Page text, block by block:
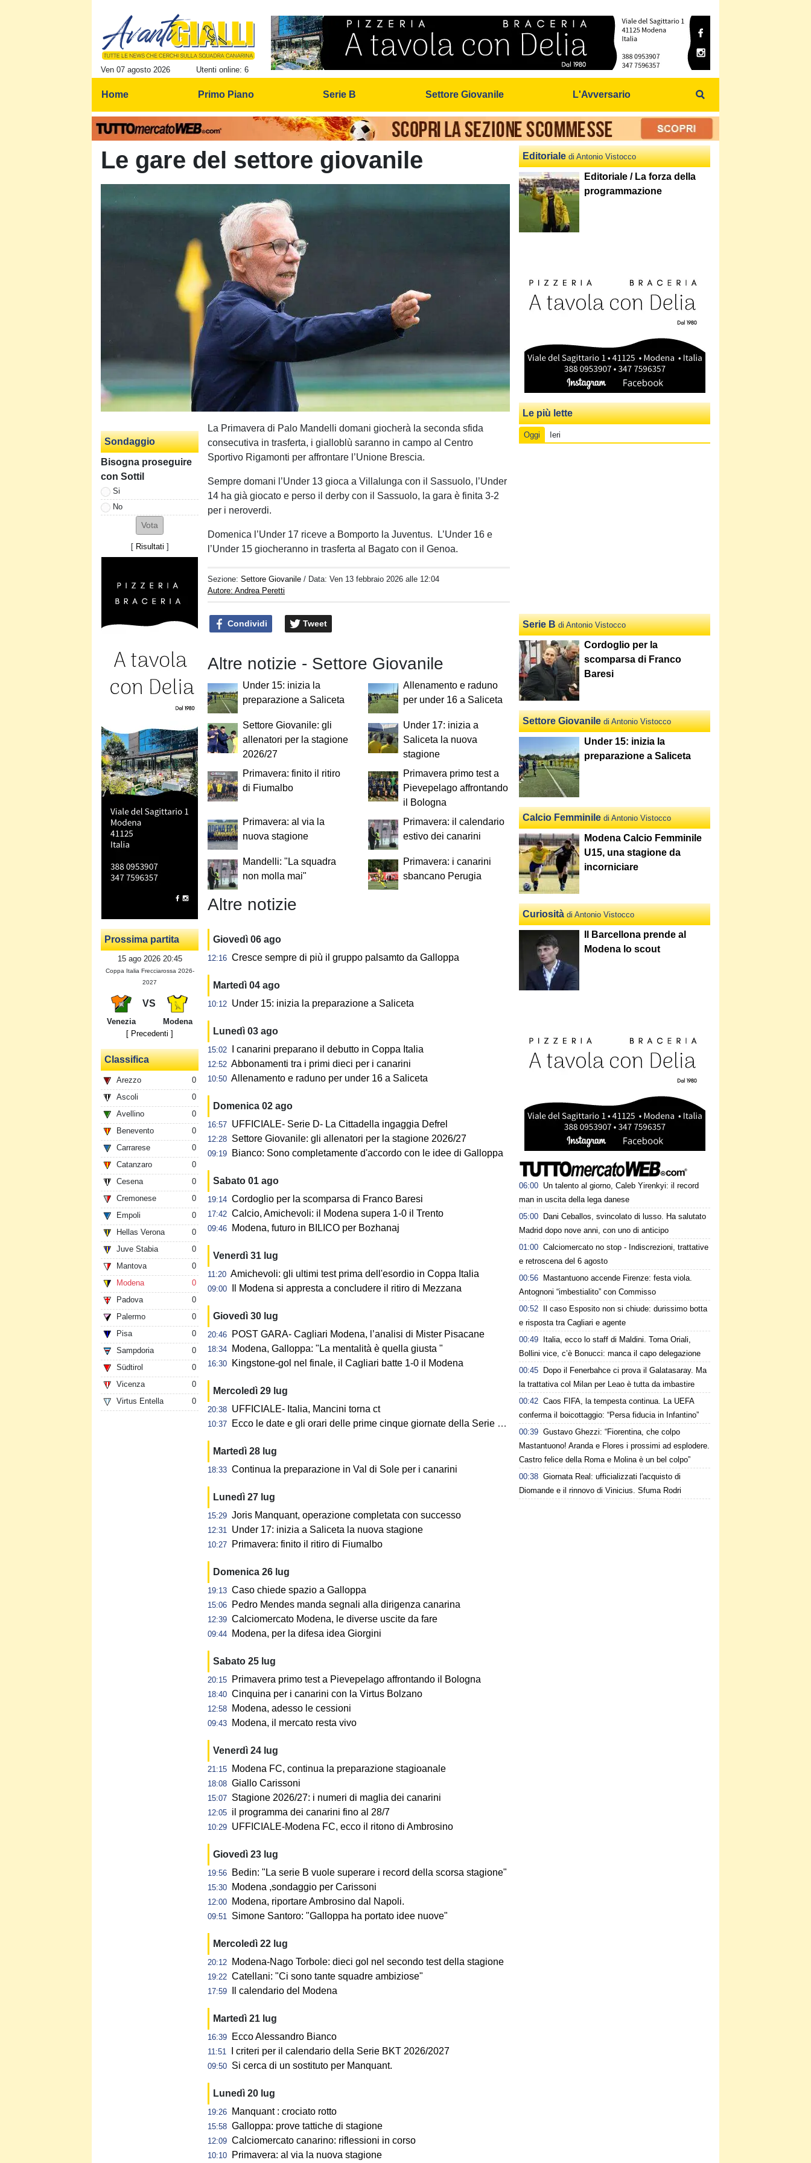
Ven 07 agosto 2026 Utenti online: 6
Home Primo Piano Serie B Settore Giovanile L'Avversario
Le gare del settore giovanile
Sondaggio
Bisogna proseguire
con Sottil
Si
No
[ Risultati ]
Prossima partita
15 ago 2026 20:45
Coppa Italia Frecciarossa 2026-
2027
VS
Venezia
Modena
[ Precedenti ]
Classifica
Arezzo
0
Ascoli
0
Avellino
0
Benevento
0
Carrarese
0
Catanzaro
0
Cesena
0
Cremonese
0
Empoli
0
Hellas Verona
0
Juve Stabia
0
Mantova
0
Modena
0
Padova
0
Palermo
0
Pisa
0
Sampdoria
0
Südtirol
0
Vicenza
0
Virtus Entella
0
La Primavera di Palo Mandelli domani giocherà la seconda sfida
consecutiva in trasferta, i gialloblù saranno in campo al Centro
Sportivo Rigamonti per affrontare l’Unione Brescia.
Sempre domani l’Under 13 gioca a Villalunga con il Sassuolo, l’Under
14 ha già giocato e perso il derby con il Sassuolo, la gara è finita 3-2
per i neroverdi.
Domenica l’Under 17 riceve a Bomporto la Juventus. L’Under 16 e
l’Under 15 giocheranno in trasferta al Bagato con il Genoa.
Sezione:Settore Giovanile / Data:Ven 13 febbraio 2026 alle 12:04
Autore: Andrea Peretti
Condividi Tweet
Altre notizie - Settore Giovanile
Under 15: inizia la
preparazione a Saliceta
Allenamento e raduno
per under 16 a Saliceta
Settore Giovanile: gli
allenatori per la stagione
2026/27
Under 17: inizia a
Saliceta la nuova
stagione
Primavera: finito il ritiro
di Fiumalbo
Primavera primo test a
Pievepelago affrontando
il Bologna
Primavera: al via la
nuova stagione
Primavera: il calendario
estivo dei canarini
Mandelli: "La squadra
non molla mai"
Primavera: i canarini
sbancano Perugia
Altre notizie
Giovedì 06 ago
12:16 Cresce sempre di più il gruppo palsamto da Galloppa
Martedì 04 ago
10:12 Under 15: inizia la preparazione a Saliceta
Lunedì 03 ago
15:02 I canarini preparano il debutto in Coppa Italia
12:52 Abbonamenti tra i primi dieci per i canarini
10:50 Allenamento e raduno per under 16 a Saliceta
Domenica 02 ago
16:57 UFFICIALE- Serie D- La Cittadella ingaggia Defrel
12:28 Settore Giovanile: gli allenatori per la stagione 2026/27
09:19 Bianco: Sono completamente d'accordo con le idee di Galloppa
Sabato 01 ago
19:14 Cordoglio per la scomparsa di Franco Baresi
17:42 Calcio, Amichevoli: il Modena supera 1-0 il Trento
09:46 Modena, futuro in BILICO per Bozhanaj
Venerdì 31 lug
11:20 Amichevoli: gli ultimi test prima dell'esordio in Coppa Italia
09:00 Il Modena si appresta a concludere il ritiro di Mezzana
Giovedì 30 lug
20:46 POST GARA- Cagliari Modena, l’analisi di Mister Pisacane
18:34 Modena, Galloppa: "La mentalità è quella giusta "
16:30 Kingstone-gol nel finale, il Cagliari batte 1-0 il Modena
Mercoledì 29 lug
20:38 UFFICIALE- Italia, Mancini torna ct
10:37 Ecco le date e gli orari delle prime cinque giornate della Serie BKT
Martedì 28 lug
18:33 Continua la preparazione in Val di Sole per i canarini
Lunedì 27 lug
15:29 Joris Manquant, operazione completata con successo
12:31 Under 17: inizia a Saliceta la nuova stagione
10:27 Primavera: finito il ritiro di Fiumalbo
Domenica 26 lug
19:13 Caso chiede spazio a Galloppa
15:06 Pedro Mendes manda segnali alla dirigenza canarina
12:39 Calciomercato Modena, le diverse uscite da fare
09:44 Modena, per la difesa idea Giorgini
Sabato 25 lug
20:15 Primavera primo test a Pievepelago affrontando il Bologna
18:40 Cinquina per i canarini con la Virtus Bolzano
12:58 Modena, adesso le cessioni
09:43 Modena, il mercato resta vivo
Venerdì 24 lug
21:15 Modena FC, continua la preparazione stagioanale
18:08 Giallo Carissoni
15:07 Stagione 2026/27: i numeri di maglia dei canarini
12:05 il programma dei canarini fino al 28/7
10:29 UFFICIALE-Modena FC, ecco il ritono di Ambrosino
Giovedì 23 lug
19:56 Bedin: "La serie B vuole superare i record della scorsa stagione"
15:30 Modena ,sondaggio per Carissoni
12:00 Modena, riportare Ambrosino dal Napoli.
09:51 Simone Santoro: "Galloppa ha portato idee nuove"
Mercoledì 22 lug
20:12 Modena-Nago Torbole: dieci gol nel secondo test della stagione
19:22 Catellani: "Ci sono tante squadre ambiziose"
17:59 Il calendario del Modena
Martedì 21 lug
16:39 Ecco Alessandro Bianco
11:51 I criteri per il calendario della Serie BKT 2026/2027
09:50 Si cerca di un sostituto per Manquant.
Lunedì 20 lug
19:26 Manquant : crociato rotto
15:58 Galloppa: prove tattiche di stagione
12:09 Calciomercato canarino: riflessioni in corso
10:10 Primavera: al via la nuova stagione
Editoriale di Antonio Vistocco
Editoriale / La forza della
programmazione
Le più lette
Oggi Ieri
Serie B di Antonio Vistocco
Cordoglio per la
scomparsa di Franco
Baresi
Settore Giovanile di Antonio Vistocco
Under 15: inizia la
preparazione a Saliceta
Calcio Femminile di Antonio Vistocco
Modena Calcio Femminile
U15, una stagione da
incorniciare
Curiosità di Antonio Vistocco
Il Barcellona prende al
Modena lo scout
06:00 Un talento al giorno, Caleb Yirenkyi: il record
man in uscita della lega danese
05:00
Dani Ceballos, svincolato di lusso. Ha salutato
Madrid dopo nove anni, con uno di anticipo
01:00 Calciomercato no stop - Indiscrezioni, trattative
e retroscena del 6 agosto
00:56
Mastantuono accende Firenze: festa viola.
Antognoni “imbestialito” con Commisso
00:52
Il caso Esposito non si chiude: durissimo botta
e risposta tra Cagliari e agente
00:49
Italia, ecco lo staff di Maldini. Torna Oriali,
Bollini vice, c’è Bonucci: manca il capo delegazione
00:45
Dopo il Fenerbahce ci prova il Galatasaray. Ma
la trattativa col Milan per Leao è tutta da imbastire
00:42 Caos FIFA, la tempesta continua. La UEFA
conferma il boicottaggio: “Persa fiducia in Infantino”
00:39 Gustavo Ghezzi: “Fiorentina, che colpo
Mastantuono! Aranda e Flores i prossimi ad esplodere.
Castro felice della Roma e Molina è un bel colpo”
00:38 Giornata Real: ufficializzati l'acquisto di
Diomande e il rinnovo di Vinicius. Sfuma Rodri